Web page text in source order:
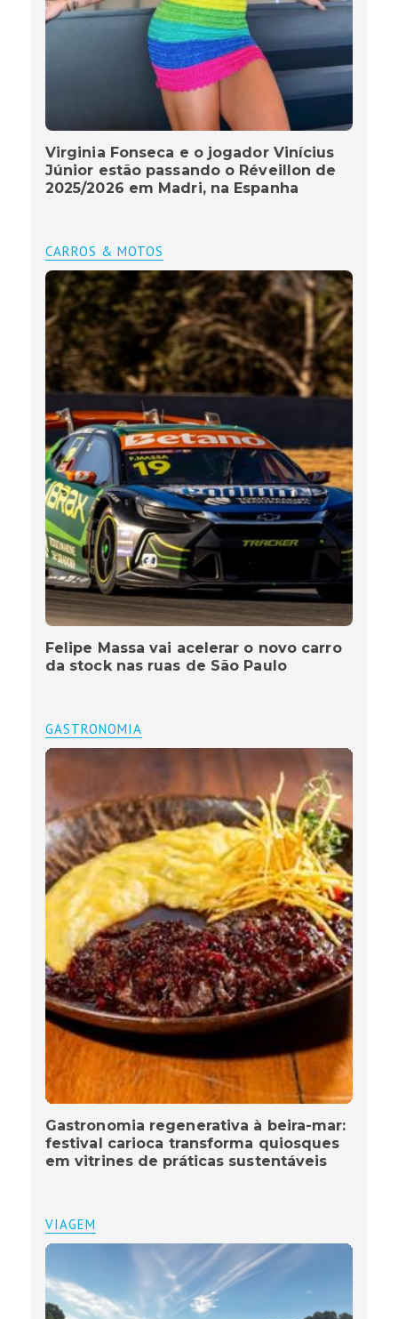
Virginia Fonseca e o jogador Vinícius
Júnior estão passando o Réveillon de
2025/2026 em Madri, na Espanha
CARROS & MOTOS
Felipe Massa vai acelerar o novo carro
da stock nas ruas de São Paulo
GASTRONOMIA
Gastronomia regenerativa à beira-mar:
festival carioca transforma quiosques
em vitrines de práticas sustentáveis
VIAGEM